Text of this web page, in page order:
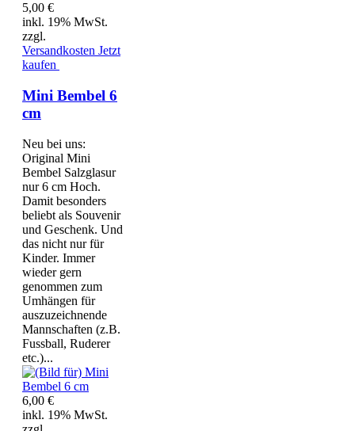
5,00 €
inkl. 19% MwSt.
zzgl.
Versandkosten Jetzt
kaufen
Mini Bembel 6
cm
Neu bei uns:
Original Mini
Bembel Salzglasur
nur 6 cm Hoch.
Damit besonders
beliebt als Souvenir
und Geschenk. Und
das nicht nur für
Kinder. Immer
wieder gern
genommen zum
Umhängen für
auszuzeichnende
Mannschaften (z.B.
Fussball, Ruderer
etc.)...
6,00 €
inkl. 19% MwSt.